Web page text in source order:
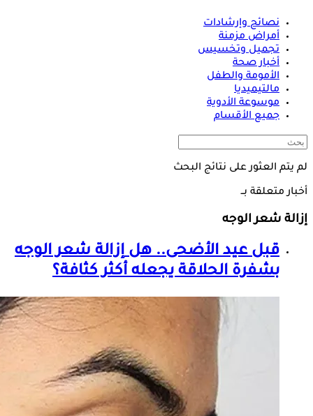
نصائح وإرشادات
أمراض مزمنة
تجميل وتخسيس
أخبار صحة
الأمومة والطفل
مالتيميديا
موسوعة الأدوية
جميع الأقسام
لم يتم العثور على نتائج البحث
أخبار متعلقة بــ
إزالة شعر الوجه
قبل عيد الأضحى.. هلإزالة شعر الوجه
بشفرة الحلاقة يجعله أكثر كثافة؟